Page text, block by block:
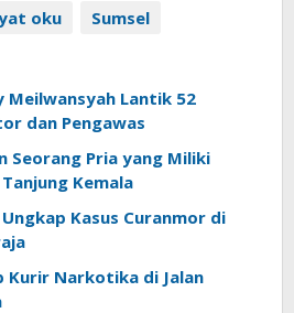
oku Sumsel
Meilwansyah Lantik 52
dan Pengawas
Seorang Pria yang Miliki
Kemala
Kasus Curanmor di
Kurir Narkotika di Jalan